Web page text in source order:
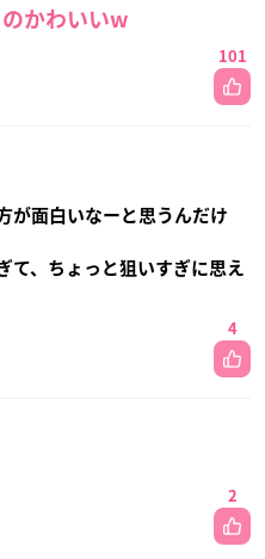
かわいいw
101
が面白いなーと思うんだけ
て、ちょっと狙いすぎに思え
4
2